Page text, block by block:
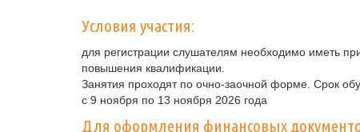
Условия участия:
для регистрации слушателям необходимо иметь
повышения квалификации.
Занятия проходят по очно-заочной форме. Срок
с 9 ноября по 13 ноября 2026 года
Для оформления финансовых